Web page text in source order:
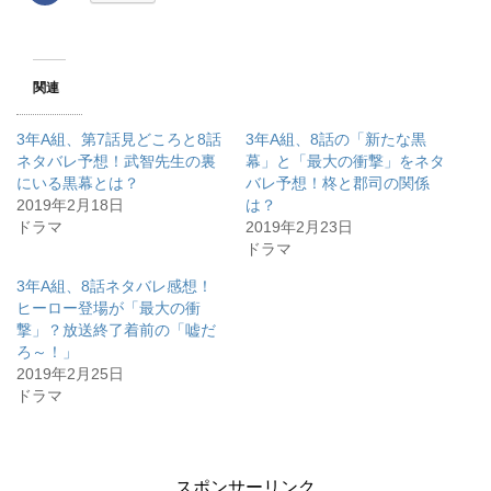
o
で
有
る
に
は
ク
リ
ッ
ク
し
さ
(
新
し
い
ウ
ィ
ン
ド
関連
3年A組、第7話見どころと8話
ネタバレ予想！武智先生の裏
にいる黒幕とは？
2019年2月18日
ドラマ
3年A組、8話の「新たな黒
幕」と「最大の衝撃」をネタ
バレ予想！柊と郡司の関係
は？
2019年2月23日
ドラマ
3年A組、8話ネタバレ感想！
ヒーロー登場が「最大の衝
撃」？放送終了着前の「嘘だ
ろ～！」
2019年2月25日
ドラマ
スポンサーリンク